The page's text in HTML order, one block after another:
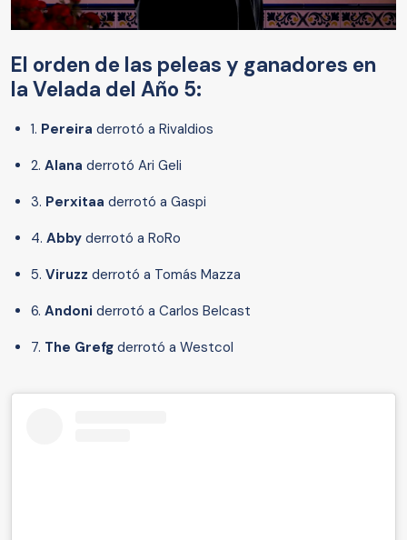
El orden de las peleas y ganadores en
la Velada del Año 5:
1. Pereira derrotó a Rivaldios
2. Alana derrotó Ari Geli
3. Perxitaa derrotó a Gaspi
4. Abby derrotó a RoRo
5. Viruzz derrotó a Tomás Mazza
6. Andoni derrotó a Carlos Belcast
7. The Grefg derrotó a Westcol